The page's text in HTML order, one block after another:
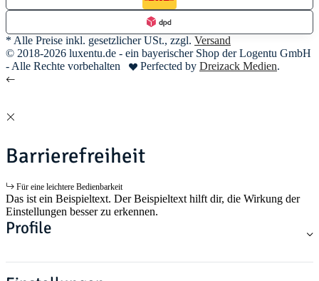
* Alle Preise inkl. gesetzlicher USt., zzgl. Versand
© 2018-2026 luxentu.de - ein bayerischer Shop der Logentu GmbH
- Alle Rechte vorbehalten
Perfected by Dreizack Medien.
Barrierefreiheit
Für eine leichtere Bedienbarkeit
Das ist ein Beispieltext. Der Beispieltext hilft dir, die Wirkung der
Einstellungen besser zu erkennen.
Profile